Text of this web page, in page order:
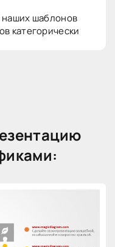
наших шаблонов
категорически